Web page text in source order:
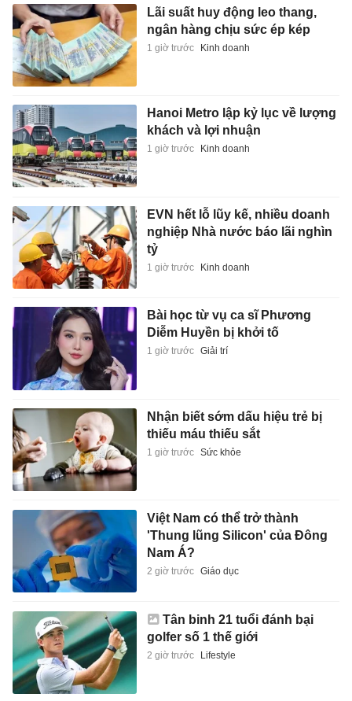
Lãi suất huy động leo thang,
ngân hàng chịu sức ép kép
1 giờ trước Kinh doanh
Hanoi Metro lập kỷ lục về lượng
khách và lợi nhuận
1 giờ trước Kinh doanh
EVN hết lỗ lũy kế, nhiều doanh
nghiệp Nhà nước báo lãi nghìn
tỷ
1 giờ trước Kinh doanh
Bài học từ vụ ca sĩ Phương
Diễm Huyền bị khởi tố
1 giờ trước Giải trí
Nhận biết sớm dấu hiệu trẻ bị
thiếu máu thiếu sắt
1 giờ trước Sức khỏe
Việt Nam có thể trở thành
'Thung lũng Silicon' của Đông
Nam Á?
2 giờ trước Giáo dục
Tân binh 21 tuổi đánh bại
golfer số 1 thế giới
2 giờ trước Lifestyle